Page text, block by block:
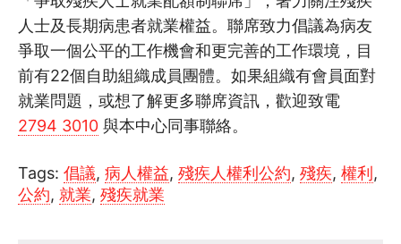
人士及長期病患者就業權益。聯席致力倡議為病友
爭取一個公平的工作機會和更完善的工作環境，目
前有22個自助組織成員團體。如果組織有會員面對
就業問題，或想了解更多聯席資訊，歡迎致電
2794 3010 與本中心同事聯絡。
Tags: 倡議, 病人權益, 殘疾人權利公約, 殘疾, 權利 ,
公約, 就業, 殘疾就業